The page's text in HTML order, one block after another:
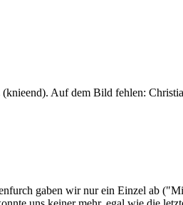
Auf dem Bild fehlen:
gaben wir nur ein Einzel ab